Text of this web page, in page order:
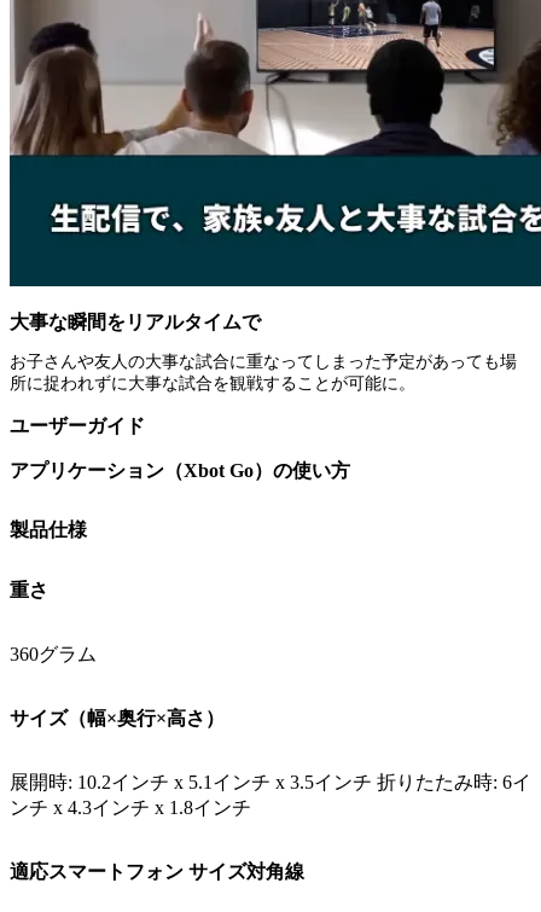
大事な瞬間をリアルタイムで
お子さんや友人の大事な試合に重なってしまった予定があっても場
所に捉われずに大事な試合を観戦することが可能に。
ユーザーガイド
アプリケーション（Xbot Go）の使い方
製品仕様
重さ
360グラム
サイズ（幅×奥行×高さ）
展開時: 10.2インチ x 5.1インチ x 3.5インチ 折りたたみ時: 6イ
ンチ x 4.3インチ x 1.8インチ
適応スマートフォン サイズ対角線